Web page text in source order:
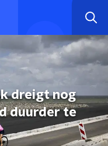
dreigt nog
duurder te